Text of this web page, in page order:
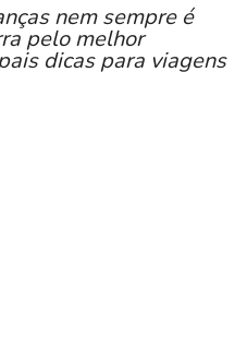
nem sempre é
pelo melhor
dicas para viagens